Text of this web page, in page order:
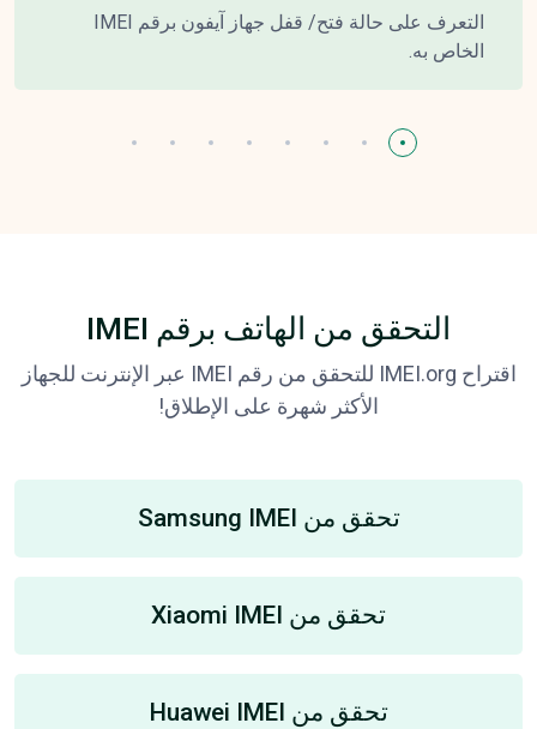
التعرف على حالة فتح/ قفل جهاز آيفون برقم IMEI
الخاص به.
التحقق من الهاتف برقم IMEI
اقتراح IMEI.org للتحقق من رقم IMEI عبر الإنترنت للجهاز
الأكثر شهرة على الإطلاق!
تحقق من Samsung IMEI
تحقق من Xiaomi IMEI
تحقق من Huawei IMEI